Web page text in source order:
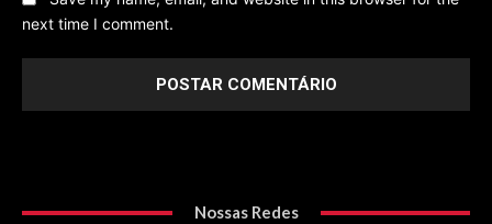
next time I comment.
Nossas Redes